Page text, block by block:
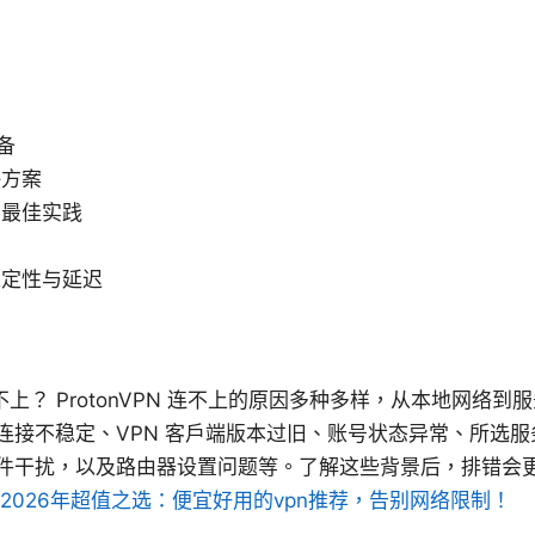
案
佳实践
性与延迟
？ ProtonVPN 连不上的原因多种多样，从本地网络到
接不稳定、VPN 客户端版本过旧、账号状态异常、所选
干扰，以及路由器设置问题等。了解这些背景后，排错会
2026年超值之选：便宜好用的vpn推荐，告别网络限制！